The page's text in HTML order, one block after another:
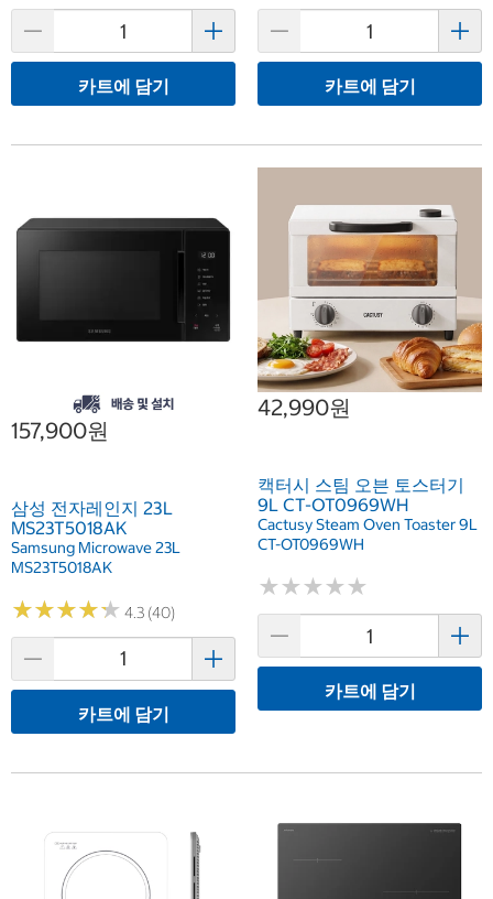
카트에 담기 카트에 담기
157,900원
삼성 전자레인지 23L
MS23T5018AK
Samsung Microwave 23L
MS23T5018AK
★★★★★
★★★★★ 4.3 (40)
카트에 담기
42,990원
캑터시 스팀 오븐 토스터기
9L CT-OT0969WH
Cactusy Steam Oven Toaster 9L
CT-OT0969WH
★★★★★
★★★★★
카트에 담기